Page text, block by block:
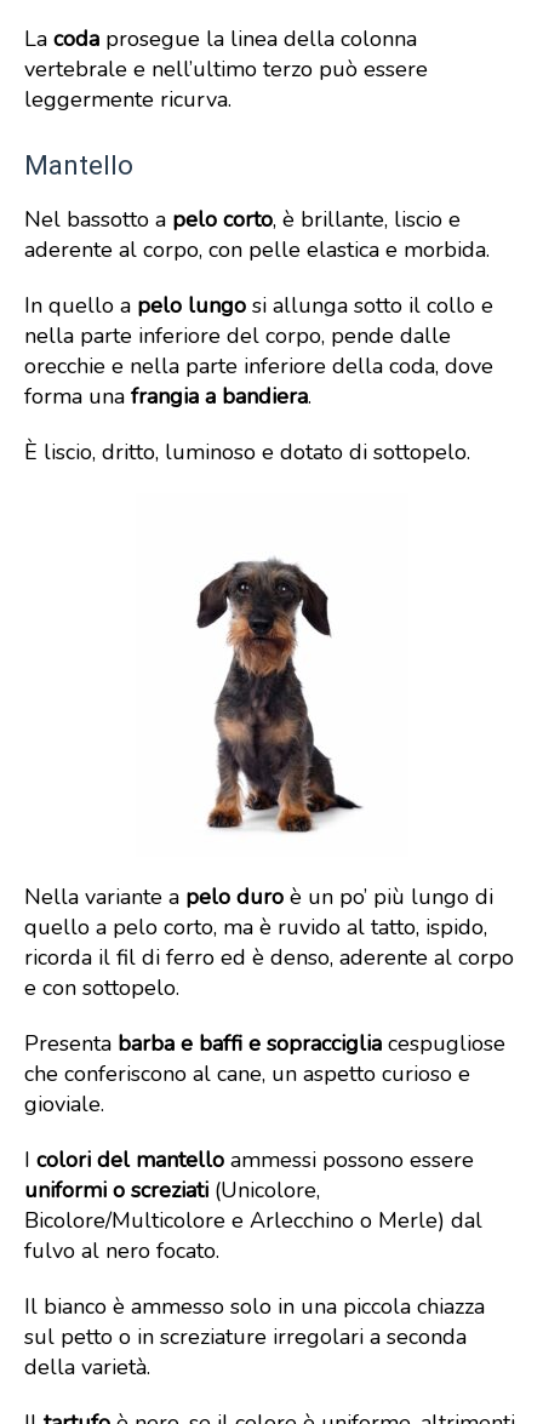
La coda prosegue la linea della colonna
vertebrale e nell’ultimo terzo può essere
leggermente ricurva.
Mantello
Nel bassotto a pelo corto, è brillante, liscio e
aderente al corpo, con pelle elastica e morbida.
In quello a pelo lungo si allunga sotto il collo e
nella parte inferiore del corpo, pende dalle
orecchie e nella parte inferiore della coda, dove
forma una frangia a bandiera.
È liscio, dritto, luminoso e dotato di sottopelo.
Nella variante a pelo duro è un po’ più lungo di
quello a pelo corto, ma è ruvido al tatto, ispido,
ricorda il fil di ferro ed è denso, aderente al corpo
e con sottopelo.
Presenta barba e baffi e sopracciglia cespugliose
che conferiscono al cane, un aspetto curioso e
gioviale.
I colori del mantello ammessi possono essere
uniformi o screziati (Unicolore,
Bicolore/Multicolore e Arlecchino o Merle) dal
fulvo al nero focato.
Il bianco è ammesso solo in una piccola chiazza
sul petto o in screziature irregolari a seconda
della varietà.